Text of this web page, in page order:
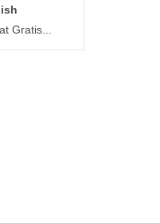
Gratis...